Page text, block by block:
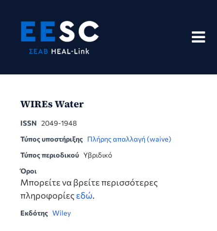
content
WIREs Water
ISSN 2049-1948
Τύπος υποστήριξης Πλήρης απαλλαγή (waive)
Τύπος περιοδικού Υβριδικό
Όροι
Μπορείτε να βρείτε περισσότερες
πληροφορίες εδώ.
Εκδότης Wiley